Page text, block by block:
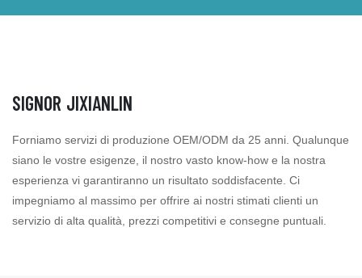
SIGNOR JIXIANLIN
Forniamo servizi di produzione OEM/ODM da 25 anni. Qualunque
siano le vostre esigenze, il nostro vasto know-how e la nostra
esperienza vi garantiranno un risultato soddisfacente. Ci
impegniamo al massimo per offrire ai nostri stimati clienti un
servizio di alta qualità, prezzi competitivi e consegne puntuali.